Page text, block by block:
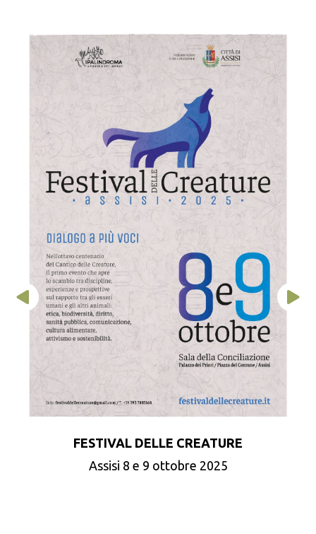
FESTIVAL DELLE CREATURE
Assisi 8 e 9 ottobre 2025